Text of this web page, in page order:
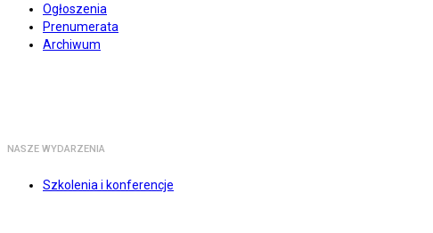
Ogłoszenia
Prenumerata
Archiwum
NASZE WYDARZENIA
Szkolenia i konferencje